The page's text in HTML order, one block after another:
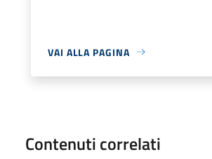
VAI ALLA PAGINA
Contenuti correlati